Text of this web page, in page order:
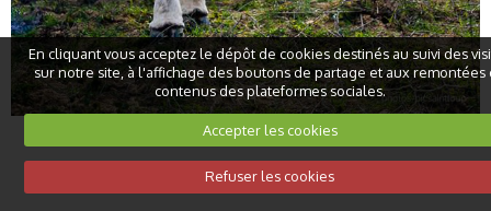
Mentions légales
En cliquant vous acceptez le dépôt de cookies destinés au suivi des
sur notre site, à l'affichage des boutons de partage et aux remontées
contenus des plateformes sociales.
Accepter les cookies
Refuser les cookies